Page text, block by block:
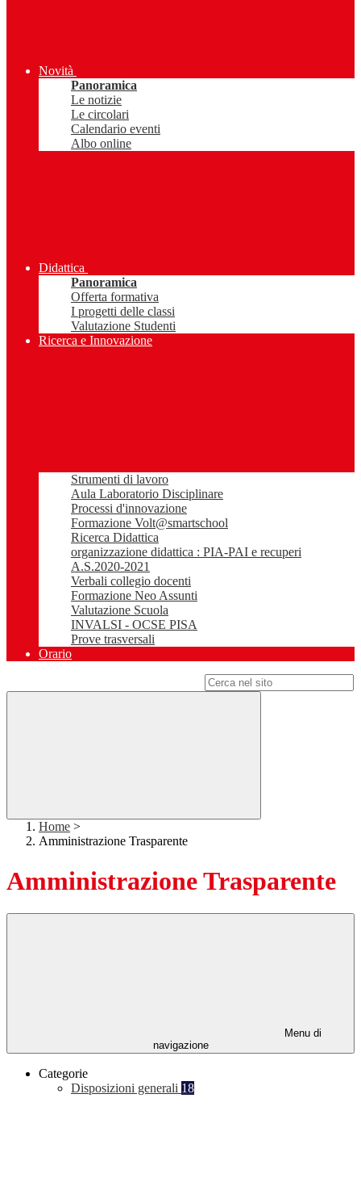
Novità
Panoramica
Le notizie
Le circolari
Calendario eventi
Albo online
Didattica
Panoramica
Offerta formativa
I progetti delle classi
Valutazione Studenti
Ricerca e Innovazione
Strumenti di lavoro
Aula Laboratorio Disciplinare
Processi d'innovazione
Formazione Volt@smartschool
Ricerca Didattica
organizzazione didattica : PIA-PAI e recuperi
A.S.2020-2021
Verbali collegio docenti
Formazione Neo Assunti
Valutazione Scuola
INVALSI - OCSE PISA
Prove trasversali
Orario
Home >
Amministrazione Trasparente
Amministrazione Trasparente
Menu di
navigazione
Categorie
Disposizioni generali 18